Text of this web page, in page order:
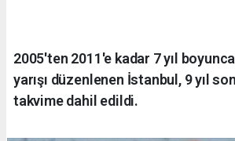
2005'ten 2011'e kadar 7 yıl
yarışı düzenlenen İstanbul, 9 yıl
takvime dahil edildi.